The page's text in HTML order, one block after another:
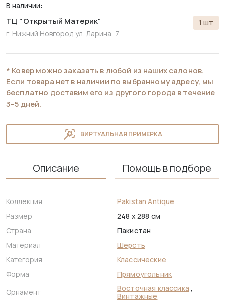
В наличии:
ТЦ "Открытый Материк"
г. Нижний Новгород,ул. Ларина, 7
1 шт
* Ковер можно заказать в любой из наших салонов.
Если товара нет в наличии по выбранному адресу, мы
бесплатно доставим его из другого города в течение
3–5 дней.
ВИРТУАЛЬНАЯ ПРИМЕРКА
Описание Помощь в подборе
Коллекция
Pakistan Antique
Размер
248 x 288 см
Страна
Пакистан
Материал
Шерсть
Категория
Классические
Форма
Прямоугольник
Орнамент
Восточная классика ,
Винтажные